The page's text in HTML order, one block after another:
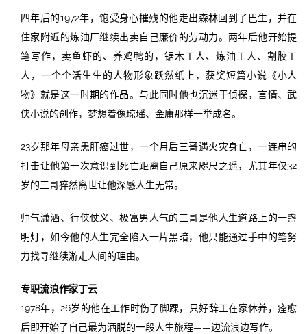
四年后的1972年，饱受身心摧残的他走出森林回到了巴生，并在
住家附近的炼油厂继续出卖自己廉价的劳动力。两年后他开始提
笔写作，卖鱼虾的、养鸡鸭的，锯木工人、炼油工人、割胶工
人，一个个活生生的人物形象跃然纸上，获奖短篇小说《小人
物》就是这一时期的作品。与此同时他也沉迷于侦探，言情、武
侠小说的创作，梦想着像琼瑶、金庸那样一举成名。
23岁那年母亲患肝癌过世，一个月后三哥遇火灾身亡，一连串的
打击让他第一次意识到死亡距离自己原来咫尺之遥，尤其年仅32
岁的三哥猝然离世让他深感人生无常。
帅气潇洒、行侠仗义、极富男人气的三哥是他人生道路上的一盏
明灯，如今他的人生完全陷入一片黑暗，他只能通过手中的笔努
力找寻继续游走人间的理由。
专职流浪作家丁云
1978年，26岁的他在工作时伤了脚踝，只好辞工在家休养，痊愈
后即开始了自己最为洒脱的一段人生旅程——边流浪边写作。